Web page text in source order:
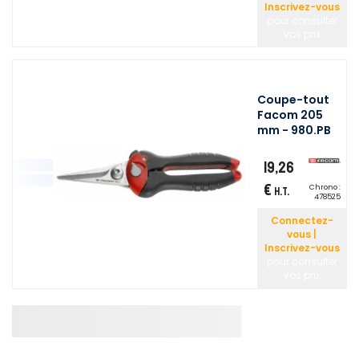
Inscrivez-vous
Coupe-tout
Facom 205
mm - 980.PB
19,26
€ H.T.
Chrono :
478525
Connectez-
vous |
Inscrivez-vous